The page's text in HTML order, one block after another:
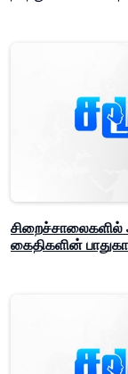
சிறைச்சாலைகளில்
கைதிகளின்